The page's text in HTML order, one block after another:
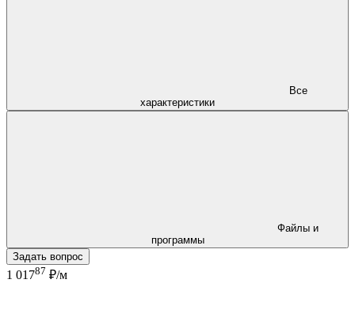
характеристики
программы
Задать вопрос
1 01787 ₽/м